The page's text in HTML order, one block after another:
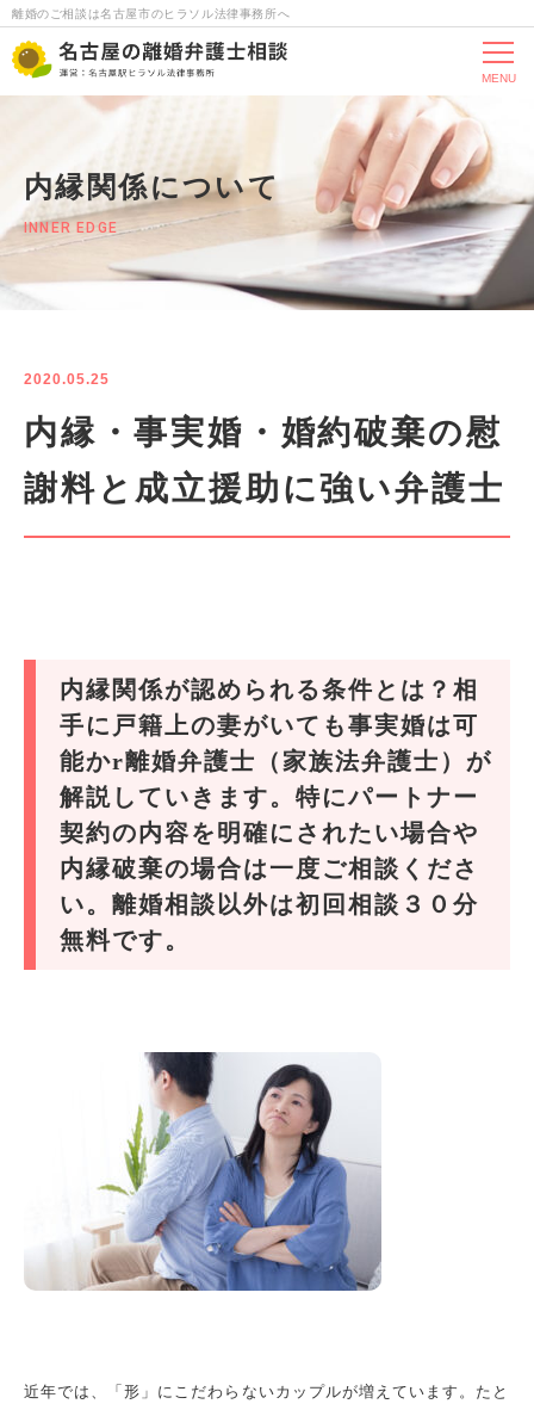
離婚のご相談は名古屋市のヒラソル法律事務所へ
MENU
内縁関係について
INNER EDGE
2020.05.25
内縁・事実婚・婚約破棄の慰
謝料と成立援助に強い弁護士
内縁関係が認められる条件とは？相
手に戸籍上の妻がいても事実婚は可
能かr離婚弁護士（家族法弁護士）が
解説していきます。特にパートナー
契約の内容を明確にされたい場合や
内縁破棄の場合は一度ご相談くださ
い。離婚相談以外は初回相談３０分
無料です。
近年では、「形」にこだわらないカップルが増えています。たと